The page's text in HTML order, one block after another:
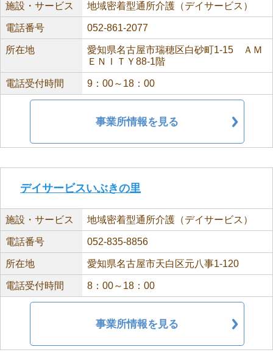
施設・サービス 地域密着型通所介護（デイサービス）
電話番号 052-861-2077
所在地
愛知県名古屋市瑞穂区白砂町1-15 ＡＭ
ＥＮＩＴＹ88-1階
電話受付時間 9：00～18：00
事業所情報を見る
デイサービスいぶきの里
施設・サービス 地域密着型通所介護（デイサービス）
電話番号 052-835-8856
所在地 愛知県名古屋市天白区元八事1-120
電話受付時間 8：00～18：00
事業所情報を見る